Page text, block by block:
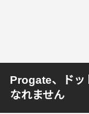
Progate、ドッ
なれません